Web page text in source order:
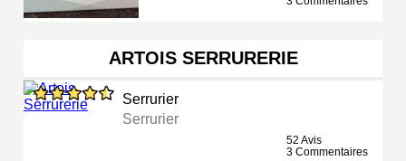
ARTOIS SERRURERIE
Serrurier
Serrurier
52 Avis
3 Commentaires